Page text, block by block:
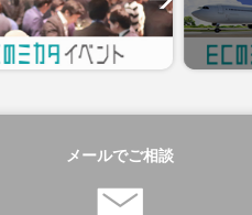
メールでご相談